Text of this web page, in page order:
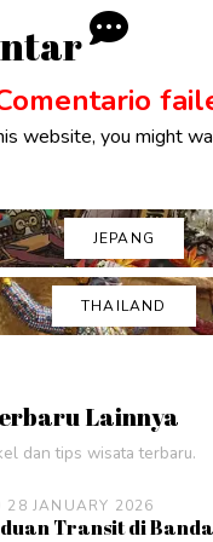
website, you might
JEPANG
THAILAND
Lainnya
dan tips wisata terbaru.
28 JANUARY 2026
Transit di